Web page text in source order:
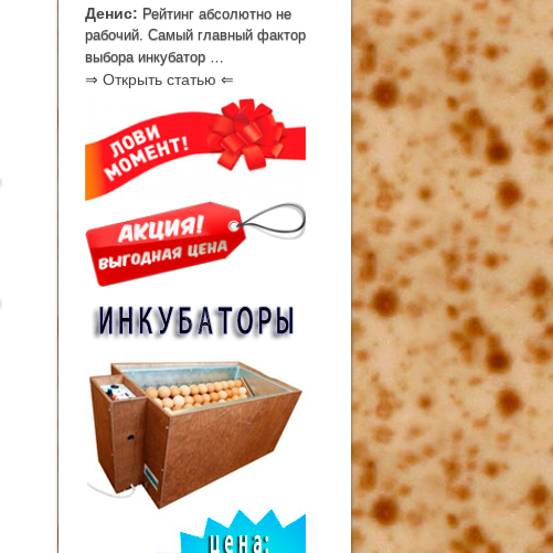
Денис: Рейтинг абсолютно не
рабочий. Самый главный фактор
выбора инкубатор …
⇒ Открыть статью ⇐